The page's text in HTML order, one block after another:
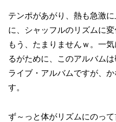
テンポがあがり、熱も急激
に、シャッフルのリズムに
もう、たまりませんｗ。一
るがために、このアルバム
ライブ・アルバムですが、
す。
ず～っと体がリズムにのっ